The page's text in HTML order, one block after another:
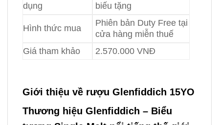
dụng
biếu tặng
Hình thức mua
Phiên bản Duty Free tại
cửa hàng miễn thuế
Giá tham khảo
2.570.000 VNĐ
Giới thiệu về rượu Glenfiddich 15YO
Thương hiệu Glenfiddich – Biểu